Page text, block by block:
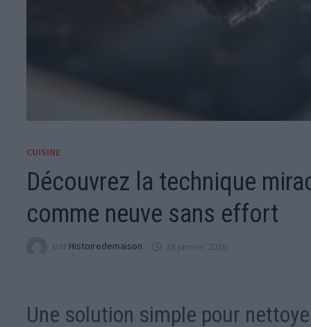
CUISINE
Découvrez la technique
comme neuve sans effort
par Histoiredemaison 28 janvier 2026
Une solution simple pour